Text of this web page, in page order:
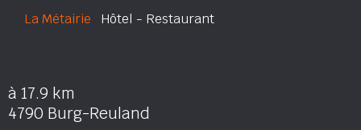
La Métairie Hôtel - Restaurant
à 17.9 km
4790 Burg-Reuland